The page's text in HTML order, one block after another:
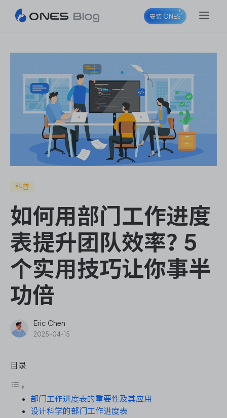
ONES Project
ONES Wiki
ONES Desk
ONES Assistant
敏捷研发管理
企业知识库管理
研发效能管理
安装 ONES
科普
如何用部门工作进度
表提升团队效率？5
个实用技巧让你事半
功倍
Eric Chen
2025-04-15
目录
部门工作进度表的重要性及其应用
设计科学的部门工作进度表